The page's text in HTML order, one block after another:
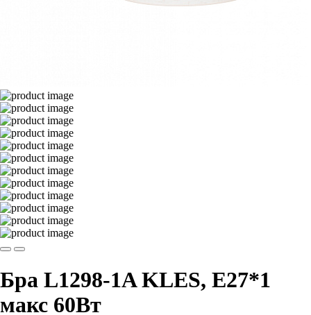
Бра L1298-1A KLES, Е27*1
макс 60Вт